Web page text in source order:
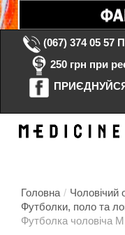
(067) 374 05 57
250 грн при
Головна / Чоловічий
Футболки, поло та
Футболка чоловіча